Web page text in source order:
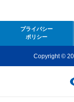
プライバシー
ポリシー
Copyright ©